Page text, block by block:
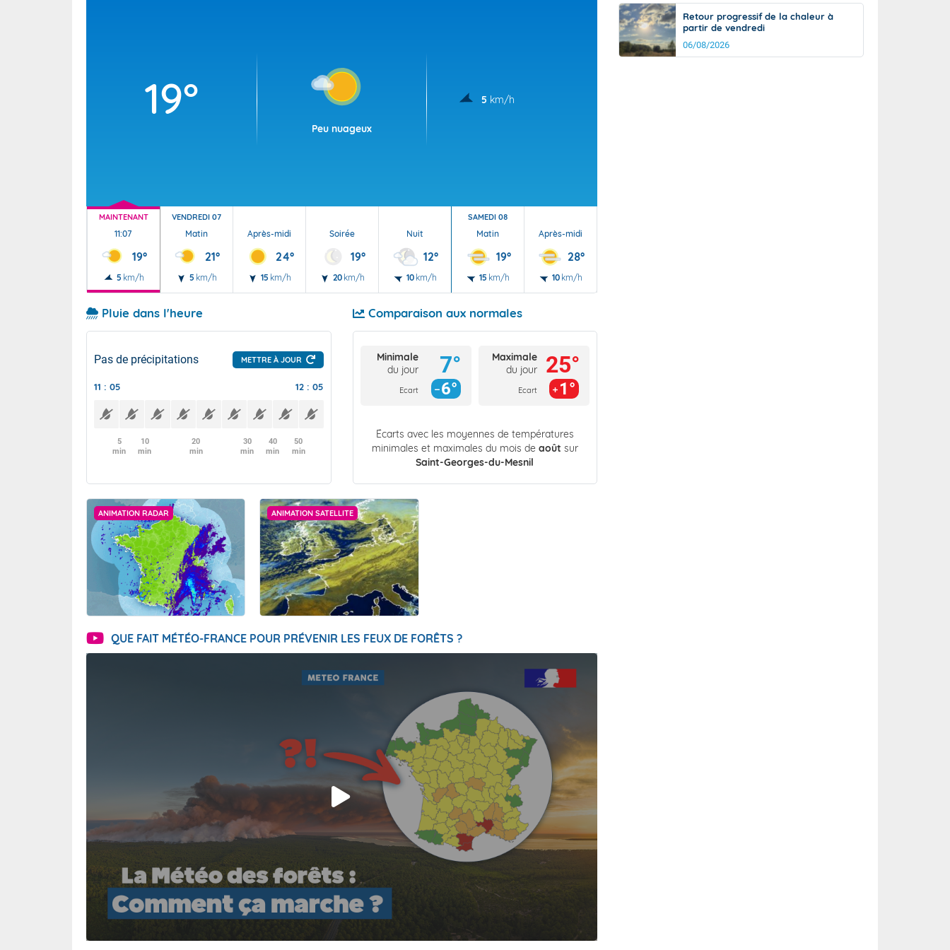
19°
Peu nuageux
5 km/h
MAINTENANT
11:07
19°
5 km/h
VENDREDI 07
Matin
21°
5 km/h
Après-midi
24°
15 km/h
Soirée
19°
20 km/h
Nuit
12°
10 km/h
SAMEDI 08
Matin
19°
15 km/h
Après-midi
28°
10 km/h
Pluie dans l'heure
Pas de précipitations METTRE À JOUR
11 : 05 12 : 05
5
min
10
min
20
min
30
min
40
min
50
min
Comparaison aux normales
Minimale
du jour
Ecart
7°
6°
Maximale
du jour
Ecart
25°
1°
Écarts avec les moyennes de températures
minimales et maximales du mois de août sur
Saint-Georges-du-Mesnil
ANIMATION RADAR ANIMATION SATELLITE
QUE FAIT MÉTÉO-FRANCE POUR PRÉVENIR LES FEUX DE FORÊTS ?
Retour progressif de la chaleur à
partir de vendredi
06/08/2026